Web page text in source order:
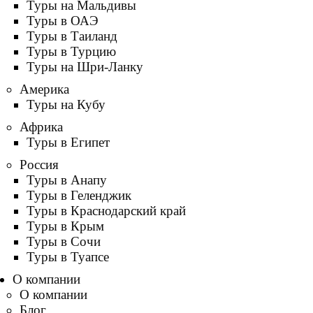
Туры на Мальдивы
Туры в ОАЭ
Туры в Таиланд
Туры в Турцию
Туры на Шри-Ланку
Америка
Туры на Кубу
Африка
Туры в Египет
Россия
Туры в Анапу
Туры в Геленджик
Туры в Краснодарский край
Туры в Крым
Туры в Сочи
Туры в Туапсе
О компании
О компании
Блог